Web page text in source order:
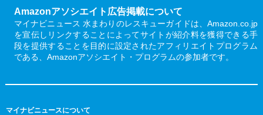
Amazonアソシエイト広告掲載について
マイナビニュース 水まわりのレスキューガイドは、Amazon.co.jp
を宣伝しリンクすることによってサイトが紹介料を獲得できる手
段を提供することを目的に設定されたアフィリエイトプログラム
である、Amazonアソシエイト・プログラムの参加者です。
マイナビニュースについて